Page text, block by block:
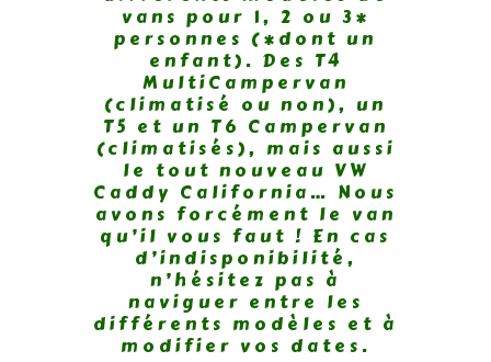
vans pour 1, 2 ou 3*
personnes (*dont un
enfant). Des T4
MultiCampervan
(climatisé ou non), un
T5 et un T6 Campervan
(climatisés), mais aussi
le tout nouveau VW
Caddy California… Nous
avons forcément le van
qu’il vous faut ! En cas
d’indisponibilité,
n’hésitez pas à
naviguer entre les
différents modèles et à
modifier vos dates.